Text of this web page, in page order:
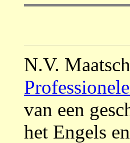
N.V.
van een
het Engels